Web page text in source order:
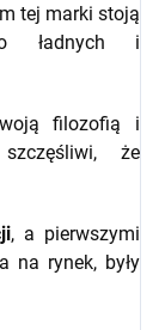
tej marki stoją
ładnych i
filozofią i
że
, a pierwszymi
na rynek, były